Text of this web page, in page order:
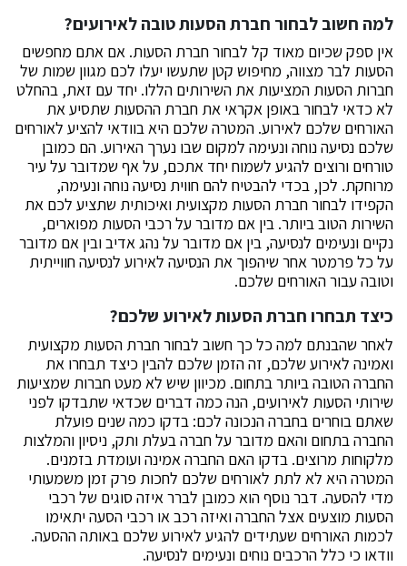
למה חשוב לבחור חברת הסעות טובה לאירועים?
אין ספק שכיום מאוד קל לבחור חברת הסעות. אם אתם מחפשים
הסעות לבר מצווה, מחיפוש קטן שתעשו יעלו לכם מגוון שמות של
חברות הסעות המציעות את השירותים הללו. יחד עם זאת, בהחלט
לא כדאי לבחור באופן אקראי את חברת ההסעות שתסיע את
האורחים שלכם לאירוע. המטרה שלכם היא בוודאי להציע לאורחים
שלכם נסיעה נוחה ונעימה למקום שבו נערך האירוע. הם כמובן
טורחים ורוצים להגיע לשמוח יחד אתכם, על אף שמדובר על עיר
מרוחקת. לכן, בכדי להבטיח להם חווית נסיעה נוחה ונעימה,
הקפידו לבחור חברת הסעות מקצועית ואיכותית שתציע לכם את
השירות הטוב ביותר. בין אם מדובר על רכבי הסעות מפוארים,
נקיים ונעימים לנסיעה, בין אם מדובר על נהג אדיב ובין אם מדובר
על כל פרמטר אחר שיהפוך את הנסיעה לאירוע לנסיעה חווייתית
וטובה עבור האורחים שלכם.
כיצד תבחרו חברת הסעות לאירוע שלכם?
לאחר שהבנתם למה כל כך חשוב לבחור חברת הסעות מקצועית
ואמינה לאירוע שלכם, זה הזמן שלכם להבין כיצד תבחרו את
החברה הטובה ביותר בתחום. מכיוון שיש לא מעט חברות שמציעות
שירותי הסעות לאירועים, הנה כמה דברים שכדאי שתבדקו לפני
שאתם בוחרים בחברה הנכונה לכם: בדקו כמה שנים פועלת
החברה בתחום והאם מדובר על חברה בעלת ותק, ניסיון והמלצות
מלקוחות מרוצים. בדקו האם החברה אמינה ועומדת בזמנים.
המטרה היא לא לתת לאורחים שלכם לחכות פרק זמן משמעותי
מדי להסעה. דבר נוסף הוא כמובן לברר איזה סוגים של רכבי
הסעות מוצעים אצל החברה ואיזה רכב או רכבי הסעה יתאימו
לכמות האורחים שעתידים להגיע לאירוע שלכם באותה ההסעה.
וודאו כי כלל הרכבים נוחים ונעימים לנסיעה.